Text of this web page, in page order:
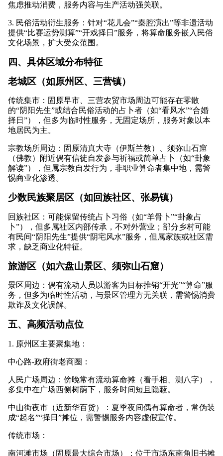
焦虑推动消费，服务内容与生产活动强关联。
3. 民俗活动衍生服务：针对“花儿会”“秦腔演出”等非遗活动
提供“比赛运势测算”“开戏择日”服务，将算命服务嵌入民俗
文化场景，扩大受众范围。
四、具体区域分布特征
老城区（如原州区、三营镇）
传统集市：固原早市、三营农贸市场周边可能存在零散
的“阴阳先生”或结合民俗活动的占卜者（如“看风水”“合婚
择日”），但多为临时性服务，无固定场所，服务对象以本
地居民为主。
宗教场所周边：固原清真大寺（伊斯兰教）、须弥山石窟
（佛教）附近偶有信徒自发参与祈福或简单占卜（如“卦象
解读”），但属宗教自发行为，非职业算命者集中地，需警
惕商业化渗透。
少数民族聚居区（如回族社区、张易镇）
回族社区：可能保留传统占卜习俗（如“羊骨卜”“卦象占
卜”），但多属社区内部传承，不对外营业；部分乡村可能
有民间“阴阳先生”提供“阴宅风水”服务，但属家族或社区需
求，缺乏商业化特征。
旅游区（如六盘山景区、须弥山石窟）
景区周边：偶有流动人员以游客为目标推销“开光”“算命”服
务，但多为临时性活动，与景区管理方无关联，需警惕消费
欺诈及文化误解。
五、高频活动点位
1. 原州区主要聚集地：
中心路-政府街老商圈：
人民广场周边：傍晚常有流动算命摊（看手相、测八字），
多集中在广场西侧树荫下，服务时间短且隐蔽。
中山街夜市（近新华百货）：夏季夜间偶有算命者，常伪装
成“起名”“择日”摊位，需警惕服务内容虚假宣传。
传统市场：
南河滩市场（固原最大综合市场）：位于市场东南角旧书摊